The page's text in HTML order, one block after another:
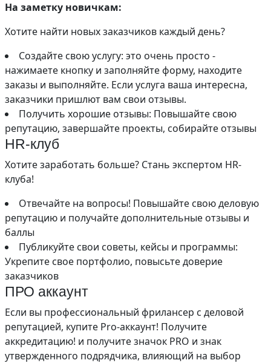
На заметку новичкам:
Хотите найти новых заказчиков каждый день?
Создайте свою услугу: это очень просто -
нажимаете кнопку и заполняйте форму, находите
заказы и выполняйте. Если услуга ваша интересна,
заказчики пришлют вам свои отзывы.
Получить хорошие отзывы: Повышайте свою
репутацию, завершайте проекты, собирайте отзывы
HR-клуб
Хотите заработать больше? Стань экспертом HR-
клуба!
Отвечайте на вопросы! Повышайте свою деловую
репутацию и получайте дополнительные отзывы и
баллы
Публикуйте свои советы, кейсы и программы:
Укрепите свое портфолио, повысьте доверие
заказчиков
ПРО аккаунт
Если вы профессиональный фрилансер с деловой
репутацией, купите Pro-аккаунт! Получите
аккредитацию! и получите значок PRO и знак
утвержденного подрядчика, влияющий на выбор